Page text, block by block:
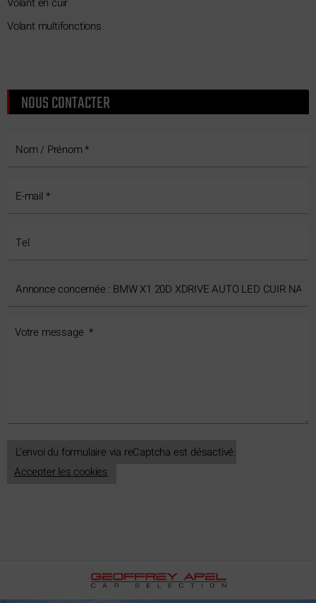
Volant multifonctions
NOUS CONTACTER
L'envoi du formulaire via reCaptcha est désactivé.
Accepter les cookies